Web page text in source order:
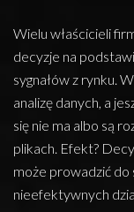
Wielu właścicieli
decyzje na
sygnałów z rynku.
analizę danych, a
się nie ma albo są
plikach. Efekt?
może prowadzić do
nieefektywnych